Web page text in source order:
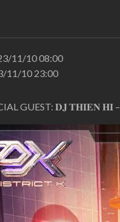
11/10 08:00
11/10 23:00
GUEST: 𝐃𝐉 𝐓𝐇𝐈𝐄𝐍 𝐇𝐈 –